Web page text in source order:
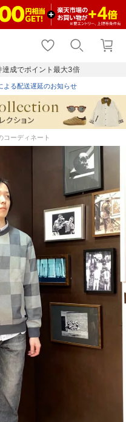
shopping_cart lock_outline
ログイン
達成でポイント最大3倍
よる配送遅延のお知らせ
コーディネート